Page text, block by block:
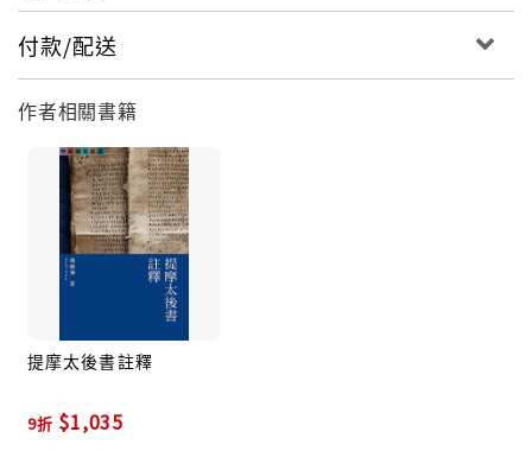
付款/配送
作者相關書籍
提摩太後書註釋
9折 $1,035